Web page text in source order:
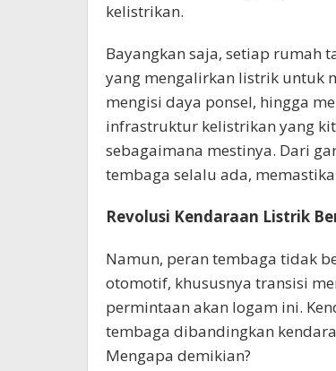
kelistrikan.
Bayangkan saja, setiap rumah
yang mengalirkan listrik untuk
mengisi daya ponsel, hingga
infrastruktur kelistrikan yang
sebagaimana mestinya. Dari
tembaga selalu ada,
Revolusi Kendaraan Listrik
Namun, peran tembaga tidak
otomotif, khususnya transisi
permintaan akan logam ini.
tembaga dibandingkan
Mengapa demikian?